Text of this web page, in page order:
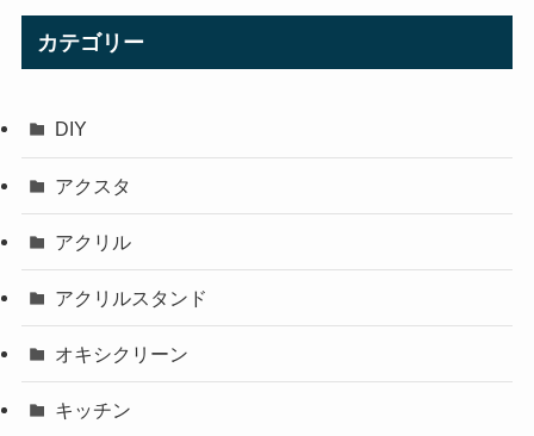
カテゴリー
DIY
アクスタ
アクリル
アクリルスタンド
オキシクリーン
キッチン